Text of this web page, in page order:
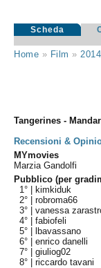
Scheda
Home » Film » 2014
Tangerines -
Recensioni &
MYmovies
Marzia Gandolfi
Pubblico (per
1° |
kimkiduk
2° |robroma66
3° |vanessa
4° |fabiofeli
5° |
lbavassano
6° |enrico danelli
7° |giuliog02
8° |riccardo tavani